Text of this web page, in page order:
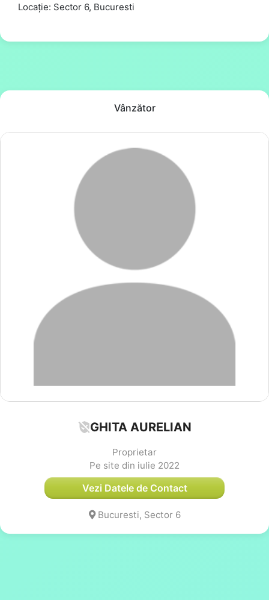
Locație: Sector 6, Bucuresti
Vânzător
GHITA AURELIAN
Proprietar
Pe site din iulie 2022
Vezi Datele de Contact
Bucuresti, Sector 6